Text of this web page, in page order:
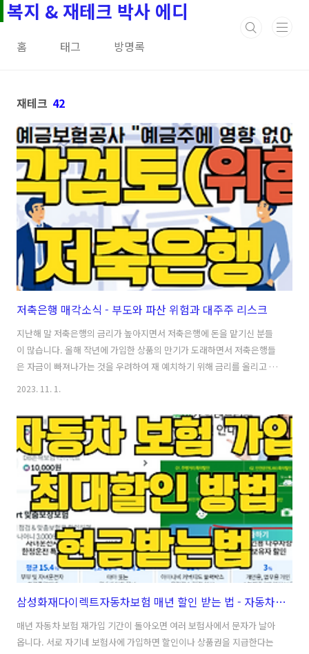
본문 바로가기
복지 & 재테크 박사 에디
홈 태그 방명록
재테크 42
저축은행 매각소식 - 부도와 파산 위험과 대주주 리스크
지난해 말 저축은행의 금리가 높아지면서 저축은행에 돈을 맡기신 분들
이 많습니다. 올해 작년에 가입한 상품의 만기가 도래하면서 저축은행들
은 자금이 빠져나가는 것을 우려하여 재 예치하기 위해 금리를 올리고 있
습니다. 그런데, 매각 검토 중인 주요 저축은행들이 있어서 재가입을 고
예금 사례매각 검토 중인 주요 저축은행저축은행 예·적금 가입자들의 영
향매각 검토중인 저축은행 예금 사례직장인 A 씨(40)는 지난해 말 한 저
축은행의 1년 만기 특별 예금 상품에 가입했습니다. 그러나 최근 해당 은
행이 올해 경영권 매각을 추진한다는 소식을 접하고, 예금을 해지해야 할
지 심각하게 고민하고 있습니다. A 씨는 "저축은행의 소유주가 변경되면
예금 ..
2023. 11. 1.
삼성화재다이렉트자동차보험 매년 할인 받는 법 - 자동차보험료비교견적으로 현금 받기
매년 자동차 보험 재가입 기간이 돌아오면 여러 보험사에서 문자가 날아
옵니다. 서로 자기네 보험사에 가입하면 할인이나 상품권을 지급한다는